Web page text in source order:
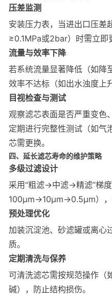
压差监测
安装压力表，当进出口压差
≥0.1MPa或2bar）时需立即
流量与效率下降
若系统流量显著降低（如降
效率不达标（如出水浊度上
目视检查与测试
观察滤芯表面是否严重变色
定期进行完整性测试（如气
芯需更换。
四、延长滤芯寿命的维护策略
多级过滤设计
采用“粗滤→中滤→精滤”梯
100μm→10μm→0.5μm），
预处理优化
加装沉淀池、砂滤罐或离心
质。
定期清洗与保养
可清洗滤芯需按规范操作（
碱），防止结构损伤。